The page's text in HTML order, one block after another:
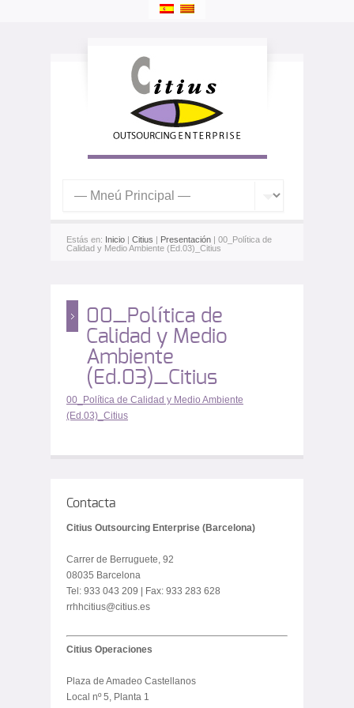
Estás en: Inicio | Citius | Presentación | 00_Política de
Calidad y Medio Ambiente (Ed.03)_Citius
00_Política de
Calidad y Medio
Ambiente
(Ed.03)_Citius
00_Política de Calidad y Medio Ambiente
(Ed.03)_Citius
Contacta
Citius Outsourcing Enterprise (Barcelona)
Carrer de Berruguete, 92
08035 Barcelona
Tel: 933 043 209 | Fax: 933 283 628
rrhhcitius@citius.es
Citius Operaciones
Plaza de Amadeo Castellanos
Local nº 5, Planta 1